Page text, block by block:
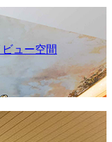
ュー空間